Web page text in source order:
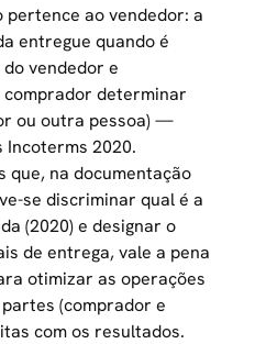
pertence ao vendedor: a
entregue quando é
vendedor e
comprador determinar
ou outra pessoa) —
Incoterms 2020.
que, na documentação
se discriminar qual é a
(2020) e designar o
de entrega, vale a pena
otimizar as operações
(comprador e
com os resultados.